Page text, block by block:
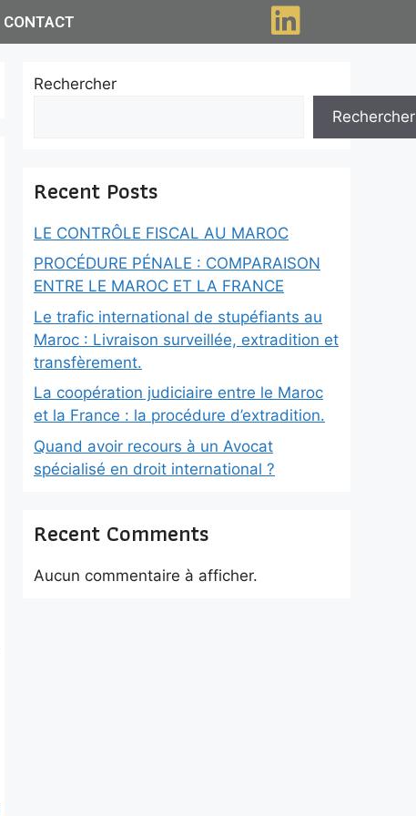
CONTACT
Rechercher
Rechercher
Recent Posts
LE CONTRÔLE FISCAL AU MAROC
PROCÉDURE PÉNALE : COMPARAISON
ENTRE LE MAROC ET LA FRANCE
Le trafic international de stupéfiants au
Maroc : Livraison surveillée, extradition et
transfèrement.
La coopération judiciaire entre le Maroc
et la France : la procédure d’extradition.
Quand avoir recours à un Avocat
spécialisé en droit international ?
Recent Comments
Aucun commentaire à afficher.